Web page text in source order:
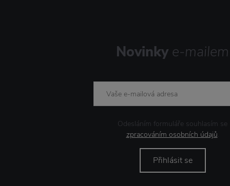
Novinky e-mailem
Odesláním formuláře souhlasím se
zpracováním osobních údajů.
Přihlásit se